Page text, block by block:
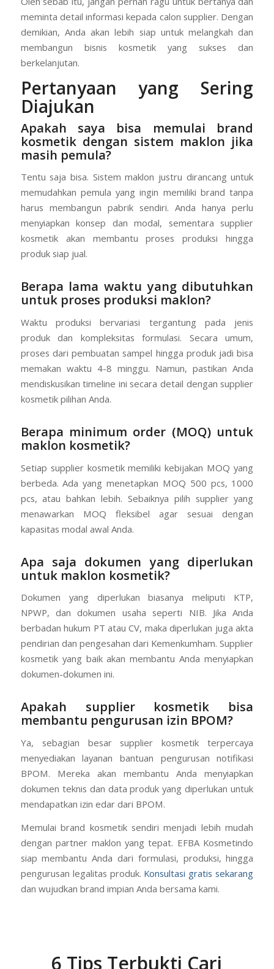
Dengan memilih supplier kosmetik yang tepat, Anda
bisa fokus pada pengembangan brand dan pemasaran.
Oleh sebab itu, jangan pernah ragu untuk bertanya dan
meminta detail informasi kepada calon supplier. Dengan
demikian, Anda akan lebih siap untuk melangkah dan
membangun bisnis kosmetik yang sukses dan
berkelanjutan.
Pertanyaan yang Sering
Diajukan
Apakah saya bisa memulai brand
kosmetik dengan sistem maklon jika
masih pemula?
Tentu saja bisa. Sistem maklon justru dirancang untuk
memudahkan pemula yang ingin memiliki brand tanpa
harus membangun pabrik sendiri. Anda hanya perlu
menyiapkan konsep dan modal, sementara supplier
produk siap jual.
Berapa lama waktu yang dibutuhkan
untuk proses produksi maklon?
Waktu produksi bervariasi tergantung pada jenis
produk dan kompleksitas formulasi. Secara umum,
proses dari pembuatan sampel hingga produk jadi bisa
memakan waktu 4-8 minggu. Namun, pastikan Anda
kosmetik pilihan Anda.
Berapa minimum order (MOQ) untuk
maklon kosmetik?
Setiap supplier kosmetik memiliki kebijakan MOQ yang
berbeda. Ada yang menetapkan MOQ 500 pcs, 1000
pcs, atau bahkan lebih. Sebaiknya pilih supplier yang
kapasitas modal awal Anda.
Apa saja dokumen yang diperlukan
untuk maklon kosmetik?
Dokumen yang diperlukan biasanya meliputi KTP,
NPWP, dan dokumen usaha seperti NIB. Jika Anda
berbadan hukum PT atau CV, maka diperlukan juga akta
pendirian dan pengesahan dari Kemenkumham. Supplier
dokumen-dokumen ini.
Apakah supplier kosmetik bisa
membantu pengurusan izin BPOM?
Ya, sebagian besar supplier kosmetik terpercaya
menyediakan layanan bantuan pengurusan notifikasi
BPOM. Mereka akan membantu Anda menyiapkan
dokumen teknis dan data produk yang diperlukan untuk
mendapatkan izin edar dari BPOM.
Memulai brand kosmetik sendiri menjadi lebih mudah
dengan partner maklon yang tepat. EFBA Kosmetindo
siap membantu Anda dari formulasi, produksi, hingga